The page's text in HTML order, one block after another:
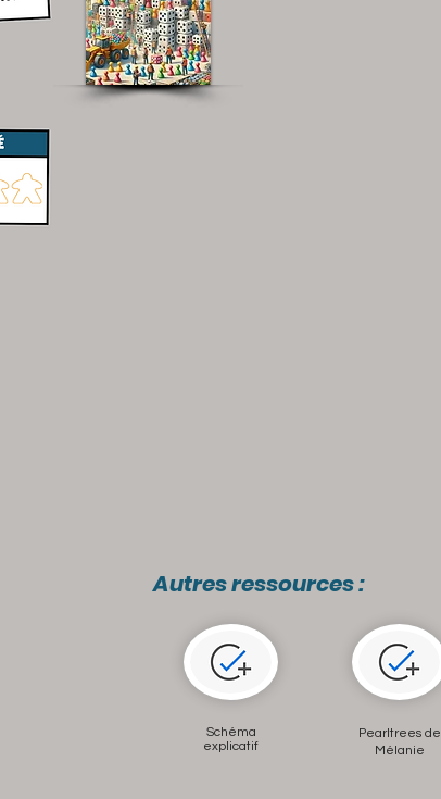
Autres ressources :
Schéma
explicatif
Pearltrees de
Mélanie